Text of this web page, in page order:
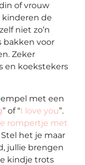
of vrouw
kinderen de
niet zo’n
bakken voor
Zeker
en koekstekers
met een
” of “I love you”.
rompertje met
Stel het je maar
jullie brengen
kindje trots